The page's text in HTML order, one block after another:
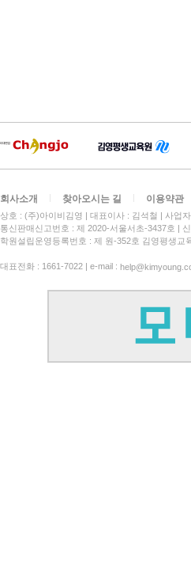
회사소개 찾아오시는 길 이용약관
상호 : (주)아이비김영 대표이사 : 김석철 사업
통신판매신고번호 : 제 2020-서울서초-3437호
학원설립운영등록번호 : 제 원-352호 김영평생
대표전화 : 1661-7022 | e-mail :